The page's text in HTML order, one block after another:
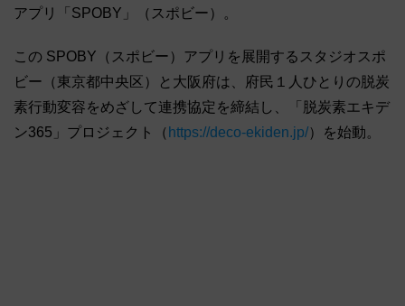
アプリ「SPOBY」（スポビー）。
この SPOBY（スポビー）アプリを展開するスタジオスポ
ビー（東京都中央区）と大阪府は、府民１人ひとりの脱炭
素行動変容をめざして連携協定を締結し、「脱炭素エキデ
ン365」プロジェクト（ https://deco-ekiden.jp/）を始動。